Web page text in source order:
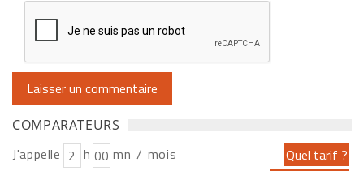
COMPARATEURS
J'appelle h
mn / mois